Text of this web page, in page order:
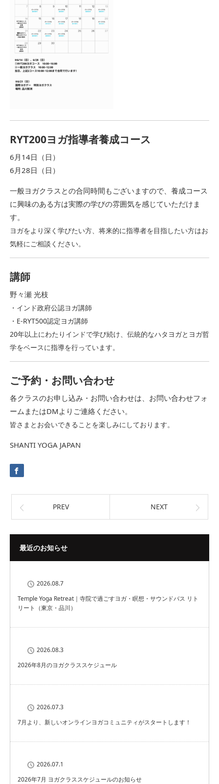
RYT200ヨガ指導者養成コース
6月14日（日）
6月28日（日）
一般ヨガクラスとの合同時間もございますので、 養成コース
に興味のある方は実際の学びの雰囲気を感じていただけ ま
す。
ヨガをより深く学びたい方、 将来的に指導者を目指したい方はお
気軽にご相談ください。
講師
野々瀬 光枝
・インド政府公認ヨガ講師
・E-RYT500認定ヨガ講師
20年以上にわたりインドで学び続け、 伝統的なハタヨガとヨガ哲
学をベースに指導を行っています。
ご予約・お問い合わせ
各クラスのお申し込み・お問い合わせは、 お問い合わせフォ
ームまたはDMよりご連絡ください。
皆さまとお会いできることを楽しみにしております。
SHANTI YOGA JAPAN
PREV NEXT
最近のお知らせ
2026.08.7
Temple Yoga Retreat｜寺院で過ごすヨガ・瞑想・サウンドバス リト
リート（東京・品川）
2026.08.3
2026年8月のヨガクラススケジュール
2026.07.3
7月より、新しいオンラインヨガコミュニティがスタートします！
2026.07.1
2026年7月 ヨガクラススケジュールのお知らせ